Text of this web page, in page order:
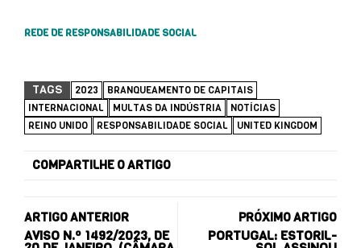
REDE DE RESPONSABILIDADE SOCIAL
TAGS 2023
BRANQUEAMENTO DE CAPITAIS
INTERNACIONAL
MULTAS DA INDÚSTRIA
NOTÍCIAS
REINO UNIDO
RESPONSABILIDADE SOCIAL UNITED KINGDOM
COMPARTILHE O ARTIGO
ARTIGO ANTERIOR
AVISO N.º 1492/2023, DE
PRÓXIMO ARTIGO
PORTUGAL: ESTORIL-